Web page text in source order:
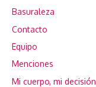
Basuraleza
Contacto
Equipo
Menciones
Mi cuerpo, mi decisión